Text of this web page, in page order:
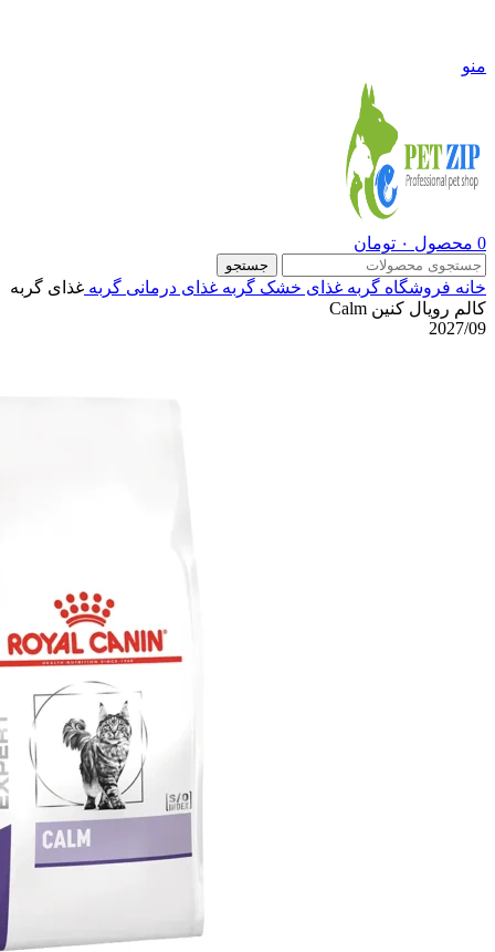
منو
0 محصول ۰ تومان
جستجو
خانه فروشگاه گربه غذای خشک گربه غذای درمانی گربه غذای گربه
کالم رویال کنین Calm
2027/09